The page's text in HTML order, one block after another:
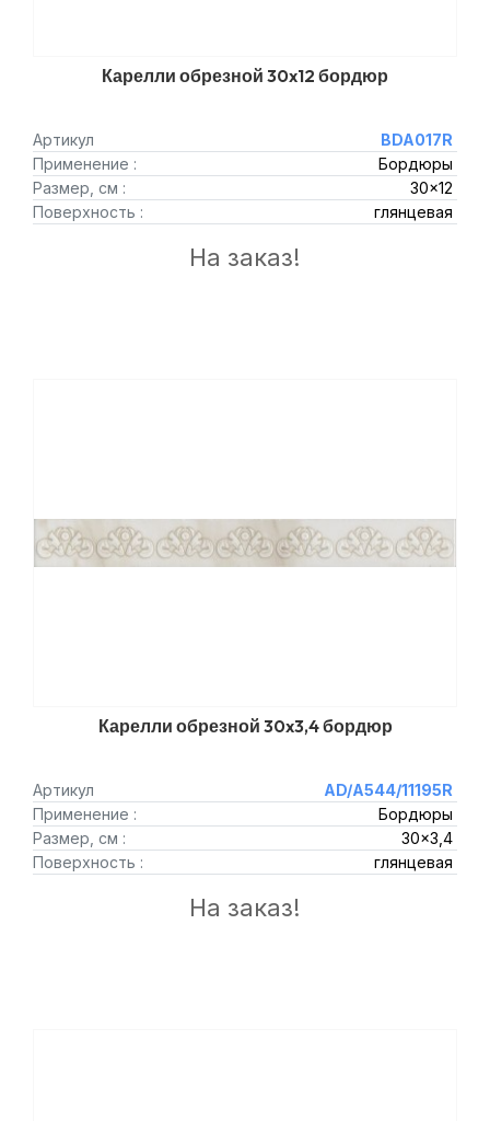
Карелли обрезной 30x12 бордюр
Артикул
BDA017R
Применение :
Бордюры
Размер, см :
30x12
Поверхность :
глянцевая
На заказ!
Карелли обрезной 30x3,4 бордюр
Артикул
AD/A544/11195R
Применение :
Бордюры
Размер, см :
30x3,4
Поверхность :
глянцевая
На заказ!